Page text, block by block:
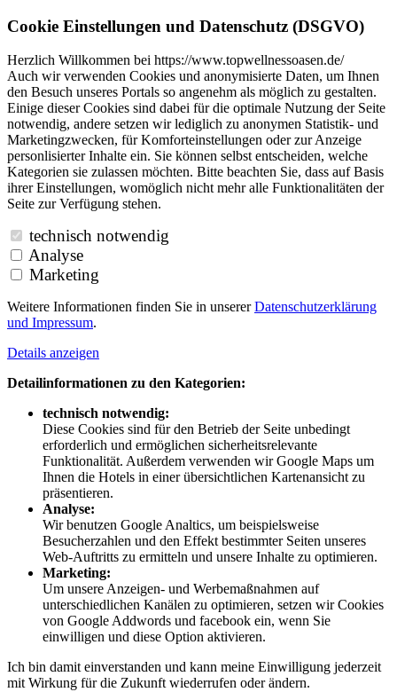
Cookie Einstellungen und Datenschutz (DSGVO)
Herzlich Willkommen bei https://www.topwellnessoasen.de/
Auch wir verwenden Cookies und anonymisierte Daten, um Ihnen
den Besuch unseres Portals so angenehm als möglich zu gestalten.
Einige dieser Cookies sind dabei für die optimale Nutzung der Seite
notwendig, andere setzen wir lediglich zu anonymen Statistik- und
Marketingzwecken, für Komforteinstellungen oder zur Anzeige
personlisierter Inhalte ein. Sie können selbst entscheiden, welche
Kategorien sie zulassen möchten. Bitte beachten Sie, dass auf Basis
ihrer Einstellungen, womöglich nicht mehr alle Funktionalitäten der
Seite zur Verfügung stehen.
technisch notwendig
Analyse
Marketing
Weitere Informationen finden Sie in unsererDatenschutzerklärung
und Impressum.
Details anzeigen
Detailinformationen zu den Kategorien:
technisch notwendig:
Diese Cookies sind für den Betrieb der Seite unbedingt
erforderlich und ermöglichen sicherheitsrelevante
Funktionalität. Außerdem verwenden wir Google Maps um
Ihnen die Hotels in einer übersichtlichen Kartenansicht zu
präsentieren.
Analyse:
Wir benutzen Google Analtics, um beispielsweise
Besucherzahlen und den Effekt bestimmter Seiten unseres
Web-Auftritts zu ermitteln und unsere Inhalte zu optimieren.
Marketing:
Um unsere Anzeigen- und Werbemaßnahmen auf
unterschiedlichen Kanälen zu optimieren, setzen wir Cookies
von Google Addwords und facebook ein, wenn Sie
einwilligen und diese Option aktivieren.
Ich bin damit einverstanden und kann meine Einwilligung jederzeit
mit Wirkung für die Zukunft wiederrufen oder ändern.